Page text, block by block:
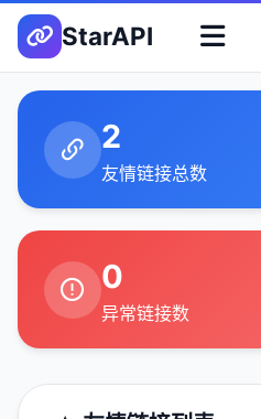
StarAPI
2
友情链接总数
0
异常链接数